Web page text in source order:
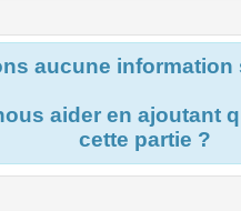
aucune
aider en ajoutant
cette partie ?